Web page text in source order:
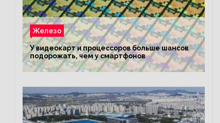
Железо
У видеокарт и процессоров больше шансов
подорожать, чем у смартфонов